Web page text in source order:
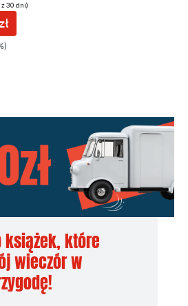
z 30 dni)
książek, które
wieczór w